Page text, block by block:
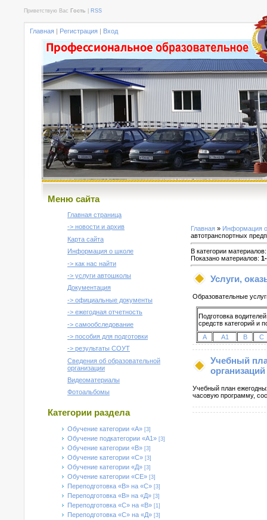
Приветствую Вас Гость RSS
Главная | Регистрация | Вход
Меню сайта
Главная страница
-> новости и архив
Карта сайта
Информация о школе
-> как нас найти
-> услуги автошколы
Документация
-> официальные документы
-> ежегодная отчетность
-> самообследование
-> пособия для подготовки
-> результаты СОУТ
Сведения об образовательной
организации
Видеоматериалы
Фотоальбомы
Категории раздела
Обучение категории «А» [3]
Обучение подкатегории «А1» [3]
Обучение категории «B» [3]
Обучение категории «C» [3]
Обучение категории «Д» [3]
Обучение категории «CE» [3]
Переподготовка «В» на «С» [3]
Переподготовка «В» на «Д» [3]
Переподготовка «С» на «В» [1]
Переподготовка «C» на «Д» [3]
Главная » Информация
автотранспортных
В категории материалов
Показано материалов:
Услуги,
Образовательные
Подготовка
средств категорий и
A
A1 B C
Учебный
организаций
Учебный план
часовую программу,